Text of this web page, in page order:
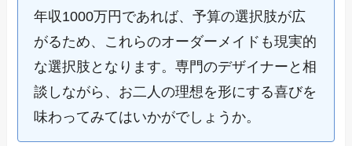
年収1000万円であれば、予算の選択肢が広
がるため、これらのオーダーメイドも現実的
な選択肢となります。専門のデザイナーと相
談しながら、お二人の理想を形にする喜びを
味わってみてはいかがでしょうか。